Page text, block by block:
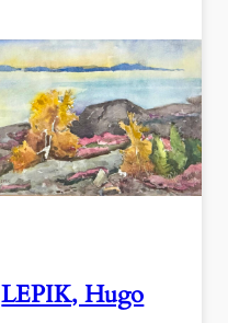
LEPIK, Hugo